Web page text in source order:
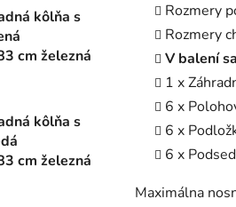
kôlňa s
cm železná
kôlňa s
cm železná
Rozmery
Rozmery
V balení
1 x
6 x
6 x
6 x
Maximálna